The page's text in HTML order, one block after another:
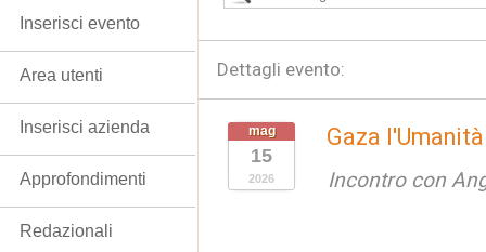
Dettagli evento:
mag
15
2026
Gaza
Incontro con
Inserisci evento
Area utenti
Inserisci azienda
Approfondimenti
Redazionali